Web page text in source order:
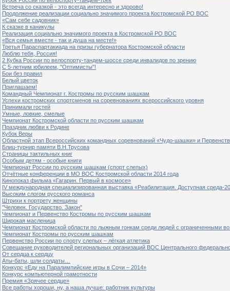
Встреча со сказкой - это всегда интересно и здорово!
Продолжение реализации социально значимого проекта Костромской РО ВОС
«Сам себе садовник»
К сказке в каникулы
Реализация социально значимого проекта в Костромской РО ВОС
«Вся семья вместе - так и душа на месте!»
Третья Параспартакиада на призы губернатора Костромской области
Люблю тебя, Россия!
2 Кубка России по велоспорту-тандем-шоссе среди инвалидов по зрению
С 5-летним юбилеем, "Оптимисты"!
Бои без правил
Белый цветок
Приглашаем!
Командный Чемпионат г. Костромы по русским шашкам
Успехи костромских спортсменов на соревнованиях всероссийского уровня
Принимали гостей
Умные, ловкие, смелые
Чемпионат Костромской области по русским шашкам
Праздник любви к Родине
Кубок Веры
Областной этап Всероссийских командных соревнований «Чудо-шашки» и
Блиц-турнир памяти В.Н.Трусова
Страницы тактильных книг
Особым детям - особые книги
Чемпионат России по русским шашкам (спорт слепых)
Отчётные конференции в МО ВОС Костромской области 2014 года
Кинопоказ фильма «Гагарин. Первый в космосе»
IV международная специализированная выставка «Реабилитация. Доступная среда-
Высоким слогом русского романса
Штрихи к портрету женщины
"Человек. Государство. Закон"
Чемпионат и Первенство Костромы по русским шашкам
Широкая масленица
Чемпионат Костромской области по лыжным гонкам среди людей с ограниченными
Чемпионат Костромы по русским шашкам
Первенство России по спорту слепых – лёгкая атлетика
Совещание руководителей региональных организаций ВОС Центрального
От сердца к сердцу
Аты-баты, шли солдаты…
Конкурс «Еду на Паралимпийские игры в Сочи – 2014»
Конкурс компьютерной грамотности
Премия «Зрячее сердце»
Все работы хороши, ну, а наша лучше: работник культуры